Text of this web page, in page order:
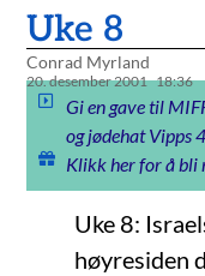
Uke 8
Conrad Myrland
20. desember 2001 18:36
Gi en gave til
og jødehat Vipps
Klikk her for å bli
Uke 8:
høyresiden